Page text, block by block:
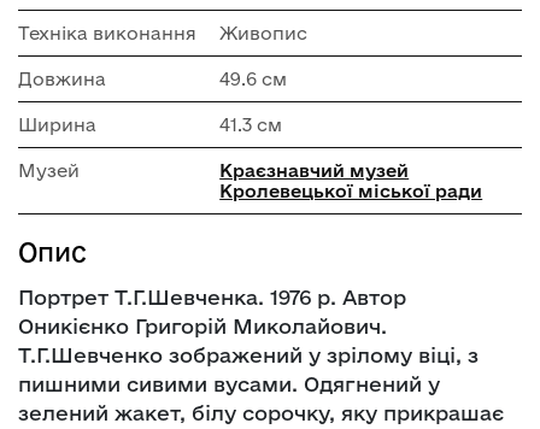
Техніка виконання Живопис
Довжина 49.6 см
Ширина 41.3 см
Музей
Краєзнавчий музей
Кролевецької міської ради
Опис
Портрет Т.Г.Шевченка. 1976 р. Автор
Оникієнко Григорій Миколайович.
Т.Г.Шевченко зображений у зрілому віці, з
пишними сивими вусами. Одягнений у
зелений жакет, білу сорочку, яку прикрашає